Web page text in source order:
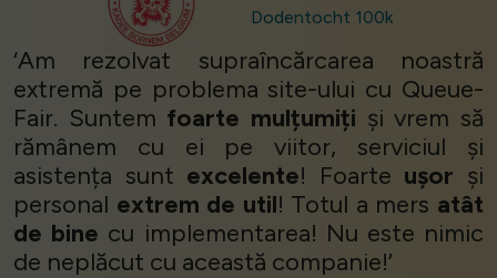
Dodentocht 100k
‘Am rezolvat supraîncărcarea noastră
extremă pe problema site-ului cu Queue-
Fair. Suntem foarte mulțumiți și vrem să
rămânem cu ei pe viitor, serviciul și
asistența sunt excelente! Foarte ușor și
personal extrem de util! Totul a mers atât
de bine cu implementarea! Nu este nimic
de neplăcut cu această companie!’